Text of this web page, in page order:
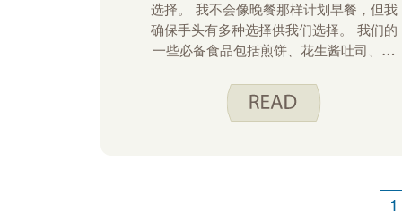
选择。 我不会像晚餐那样计划早餐，但我
确保手头有多种选择供我们选择。 我们的
一些必备食品包括煎饼、花生酱吐司、冰
1